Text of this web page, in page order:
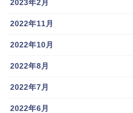
2023年2月
2022年11月
2022年10月
2022年8月
2022年7月
2022年6月